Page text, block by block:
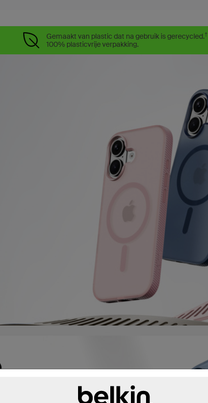
Gemaakt van plastic dat na gebruik is gerecycled.†
100% plasticvrije verpakking.